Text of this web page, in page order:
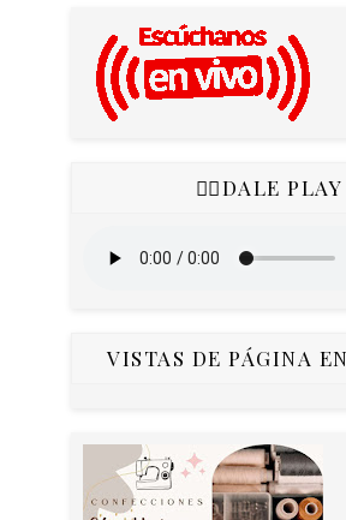
👇🏻DALE PLAY
VISTAS DE PÁGINA